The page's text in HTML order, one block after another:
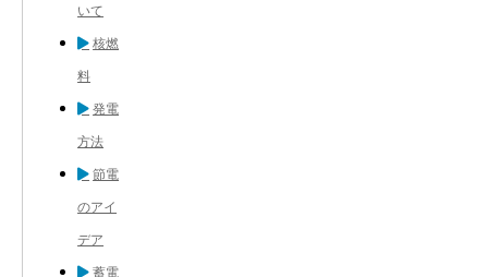
いて
核燃
料
発電
方法
節電
のアイ
デア
蓄電